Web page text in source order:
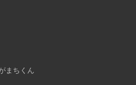
まちくん